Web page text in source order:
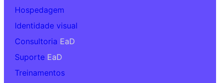
Hospedagem
Identidade visual
Consultoria EaD
Suporte EaD
Treinamentos